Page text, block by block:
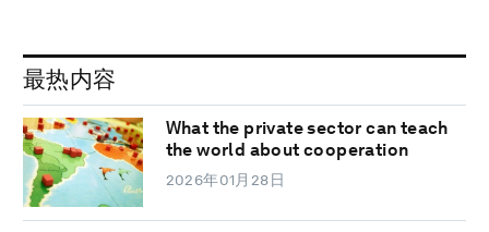
最热内容
What the private sector can teach
the world about cooperation
2026年01月28日